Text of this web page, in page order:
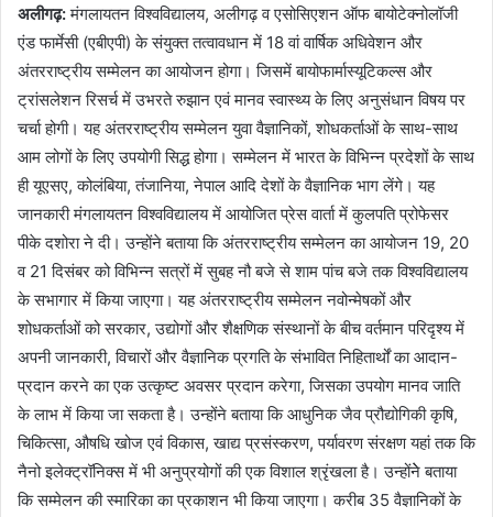
अलीगढ़:मंगलायतन विश्वविद्यालय, अलीगढ़ व एसोसिएशन ऑफ बायोटेक्नोलॉजी
एंड फार्मेसी (एबीएपी) के संयुक्त तत्वावधान में 18 वां वार्षिक अधिवेशन और
अंतरराष्ट्रीय सम्मेलन का आयोजन होगा। जिसमें बायोफार्मास्यूटिकल्स और
ट्रांसलेशन रिसर्च में उभरते रुझान एवं मानव स्वास्थ्य के लिए अनुसंधान विषय पर
चर्चा होगी। यह अंतरराष्ट्रीय सम्मेलन युवा वैज्ञानिकों, शोधकर्ताओं के साथ-साथ
आम लोगों के लिए उपयोगी सिद्ध होगा। सम्मेलन में भारत के विभिन्न प्रदेशों के साथ
ही यूएसए, कोलंबिया, तंजानिया, नेपाल आदि देशों के वैज्ञानिक भाग लेंगे। यह
जानकारी मंगलायतन विश्वविद्यालय में आयोजित प्रेस वार्ता में कुलपति प्रोफेसर
पीके दशोरा ने दी। उन्होंने बताया कि अंतरराष्ट्रीय सम्मेलन का आयोजन 19, 20
व 21 दिसंबर को विभिन्न सत्रों में सुबह नौ बजे से शाम पांच बजे तक विश्वविद्यालय
के सभागार में किया जाएगा। यह अंतरराष्ट्रीय सम्मेलन नवोन्मेषकों और
शोधकर्ताओं को सरकार, उद्योगों और शैक्षणिक संस्थानों के बीच वर्तमान परिदृश्य में
अपनी जानकारी, विचारों और वैज्ञानिक प्रगति के संभावित निहितार्थों का आदान-
प्रदान करने का एक उत्कृष्ट अवसर प्रदान करेगा, जिसका उपयोग मानव जाति
के लाभ में किया जा सकता है। उन्होंने बताया कि आधुनिक जैव प्रौद्योगिकी कृषि,
चिकित्सा, औषधि खोज एवं विकास, खाद्य प्रसंस्करण, पर्यावरण संरक्षण यहां तक कि
नैनो इलेक्ट्रॉनिक्स में भी अनुप्रयोगों की एक विशाल श्रृंखला है। उन्होंनेे बताया
कि सम्मेलन की स्मारिका का प्रकाशन भी किया जाएगा। करीब 35 वैज्ञानिकों के